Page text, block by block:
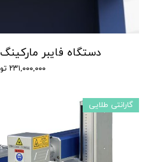
دستگاه فایبر مارکینگ ۵۰ وات XSIM
۲۳۱,۰۰۰,۰۰۰ تومان
گارانتی طلایی